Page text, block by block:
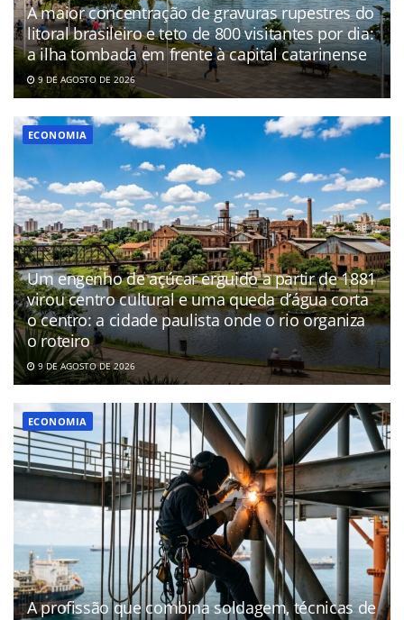
A maior concentração de gravuras rupestres do
litoral brasileiro e teto de 800 visitantes por dia:
a ilha tombada em frente à capital catarinense
9 DE AGOSTO DE 2026
ECONOMIA
Um engenho de açúcar erguido a partir de 1881
virou centro cultural e uma queda d’água corta
o centro: a cidade paulista onde o rio organiza
o roteiro
9 DE AGOSTO DE 2026
ECONOMIA
A profissão que combina soldagem, técnicas de